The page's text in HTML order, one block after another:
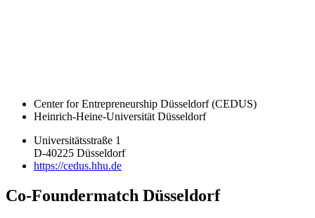
Center for Entrepreneurship Düsseldorf (CEDUS)
Heinrich-Heine-Universität Düsseldorf
Universitätsstraße 1
D-40225 Düsseldorf
https://cedus.hhu.de
Co-Foundermatch Düsseldorf